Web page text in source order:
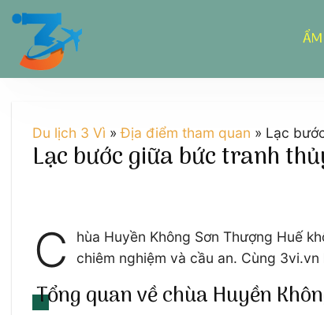
Chuyển
dung
Du lịch 3 Vì »Địa điểm tham quan » Lạc
Lạc bước giữa bức tranh
C
hùa Huyền Không Sơn Thượng Huế
chiêm nghiệm và cầu an. Cùng
Tổng quan về chùa Huyền